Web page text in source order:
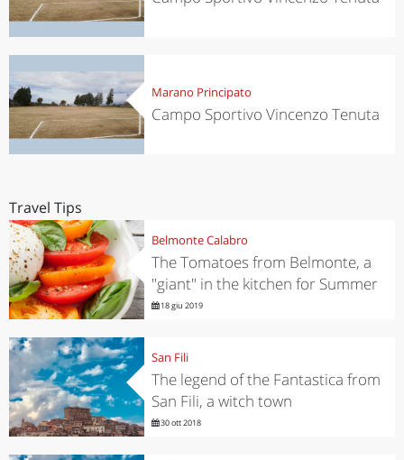
Marano Principato
Campo Sportivo Vincenzo Tenuta
Travel Tips
Belmonte Calabro
The Tomatoes from Belmonte, a
"giant" in the kitchen for Summer
18 giu 2019
San Fili
The legend of the Fantastica from
San Fili, a witch town
30 ott 2018